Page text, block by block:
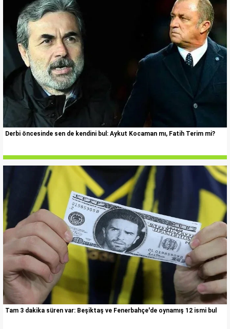
Derbi öncesinde sen de kendini bul: Aykut Kocaman mı, Fatih Terim mi?
Tam 3 dakika süren var: Beşiktaş ve Fenerbahçe'de oynamış 12 ismi bul